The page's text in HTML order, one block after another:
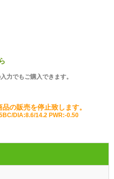
力でもご購入できます。
の販売を停止致します。
BC/DIA:8.6/14.2 PWR:-0.50